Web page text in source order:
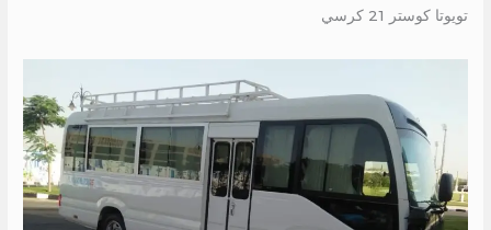
تويوتا كوستر 21 كرسي